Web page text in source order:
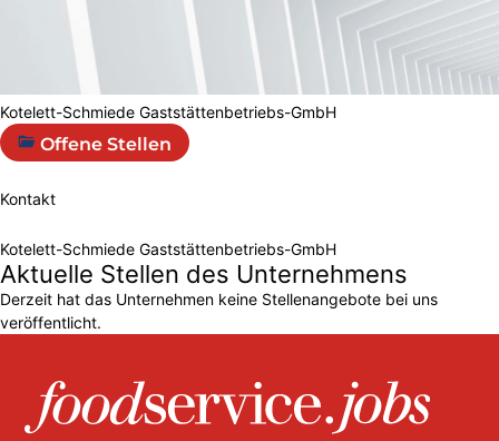
Kotelett-Schmiede Gaststättenbetriebs-GmbH
Offene Stellen
Kontakt
Kotelett-Schmiede Gaststättenbetriebs-GmbH
Aktuelle Stellen des Unternehmens
Derzeit hat das Unternehmen keine Stellenangebote bei uns
veröffentlicht.